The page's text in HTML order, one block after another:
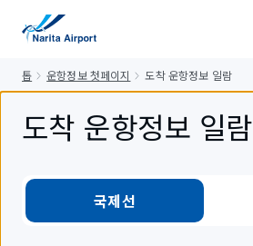
톱 운항정보 첫페이지 도착 운항정보 일람
도착 운항정보 일람
국제선